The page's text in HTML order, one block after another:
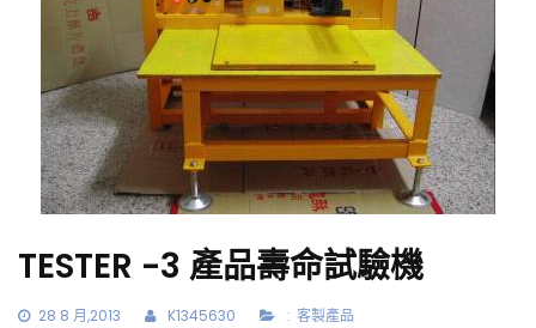
TESTER -3 產品壽命試驗機
28 8 月,2013 K1345630 : 客製產品